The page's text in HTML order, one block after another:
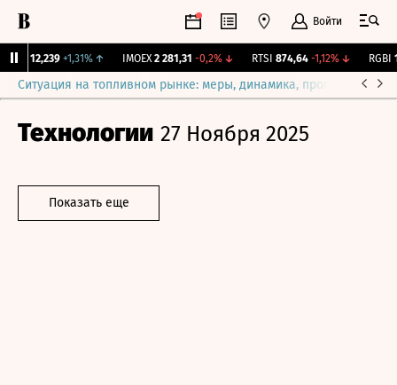
Войти
12,239 +1,31% ↑ IMOEX 2 281,31 -0,2%↓ RTSI 874,64 -1,12%↓ RGBI
Ситуация на топливном рынке: меры, динамика, прогнозы
Технологии 27 Ноября 2025
Показать еще